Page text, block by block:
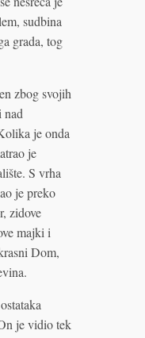
sudbina
grada, tog
zbog svojih
nad
je onda
je
S vrha
je preko
zidove
majki i
Dom,
je vidio tek